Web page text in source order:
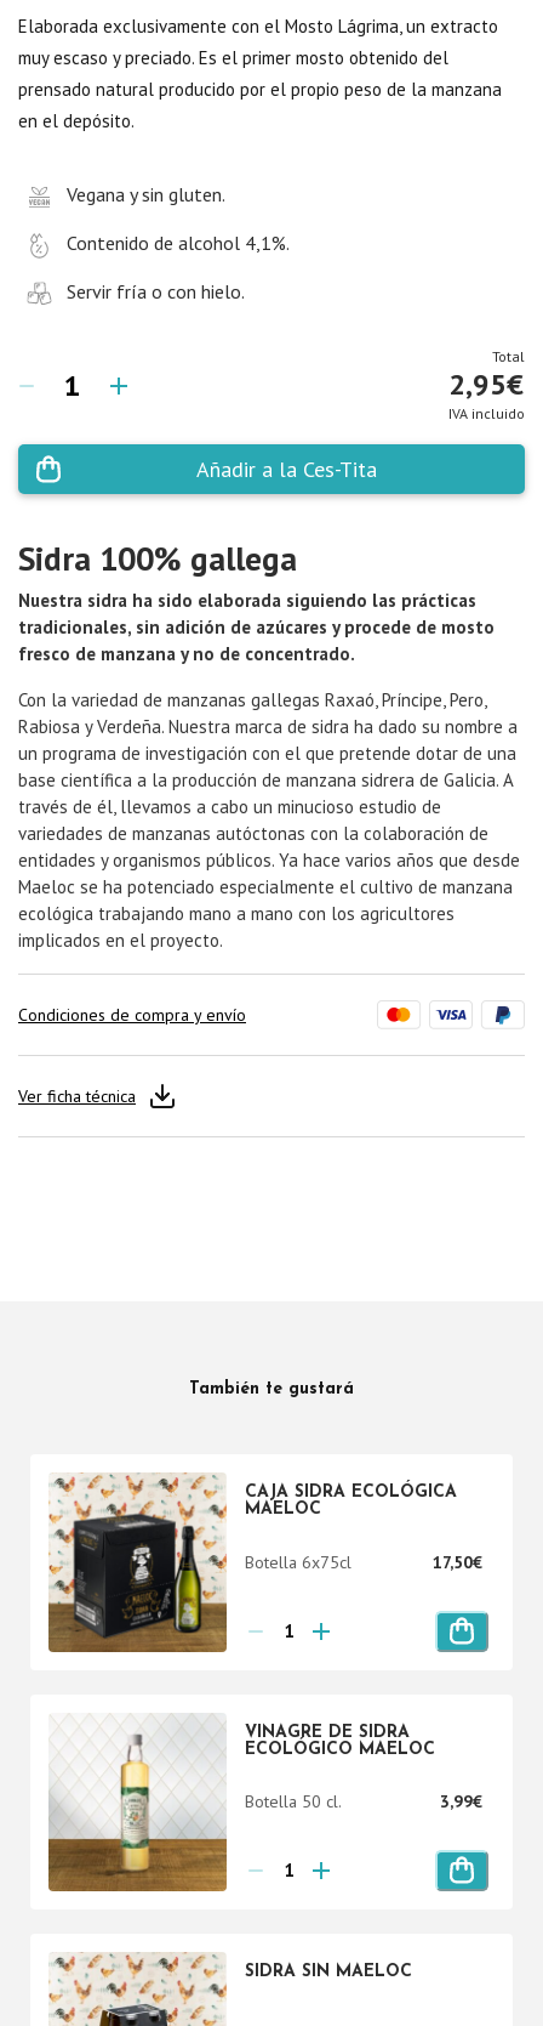
Elaborada exclusivamente con el Mosto Lágrima, un extracto
muy escaso y preciado. Es el primer mosto obtenido del
prensado natural producido por el propio peso de la manzana
en el depósito.
Vegana y sin gluten.
Contenido de alcohol 4,1%.
Servir fría o con hielo.
Total
2,95€
IVA incluido
Añadir a la Ces-Tita
Sidra 100% gallega
Nuestra sidra ha sido elaborada siguiendo las prácticas
tradicionales, sin adición de azúcares y procede de mosto
fresco de manzana y no de concentrado.
Con la variedad de manzanas gallegas Raxaó, Príncipe, Pero,
Rabiosa y Verdeña. Nuestra marca de sidra ha dado su nombre a
un programa de investigación con el que pretende dotar de una
base científica a la producción de manzana sidrera de Galicia. A
través de él, llevamos a cabo un minucioso estudio de
variedades de manzanas autóctonas con la colaboración de
entidades y organismos públicos. Ya hace varios años que desde
Maeloc se ha potenciado especialmente el cultivo de manzana
ecológica trabajando mano a mano con los agricultores
implicados en el proyecto.
Condiciones de compra y envío
Ver ficha técnica
También te gustará
CAJA SIDRA ECOLÓGICA
MAELOC
Botella 6x75cl 17,50€
VINAGRE DE SIDRA
ECOLÓGICO MAELOC
Botella 50 cl. 3,99€
SIDRA SIN MAELOC